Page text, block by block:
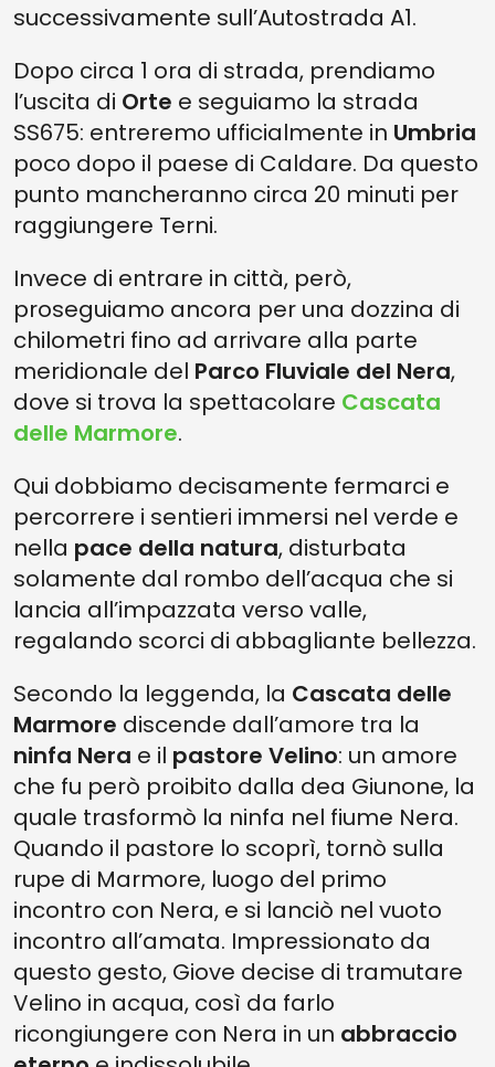
successivamente sull’Autostrada A1.
Dopo circa 1 ora di strada, prendiamo
l’uscita di Orte e seguiamo la strada
SS675: entreremo ufficialmente in Umbria
poco dopo il paese di Caldare. Da questo
punto mancheranno circa 20 minuti per
raggiungere Terni.
Invece di entrare in città, però,
proseguiamo ancora per una dozzina di
chilometri fino ad arrivare alla parte
meridionale del Parco Fluviale del Nera,
dove si trova la spettacolare Cascata
delle Marmore.
Qui dobbiamo decisamente fermarci e
percorrere i sentieri immersi nel verde e
nella pace della natura, disturbata
solamente dal rombo dell’acqua che si
lancia all’impazzata verso valle,
regalando scorci di abbagliante bellezza.
Secondo la leggenda, la Cascata delle
Marmore discende dall’amore tra la
ninfa Nera e il pastore Velino: un amore
che fu però proibito dalla dea Giunone, la
quale trasformò la ninfa nel fiume Nera.
Quando il pastore lo scoprì, tornò sulla
rupe di Marmore, luogo del primo
incontro con Nera, e si lanciò nel vuoto
incontro all’amata. Impressionato da
questo gesto, Giove decise di tramutare
Velino in acqua, così da farlo
ricongiungere con Nera in un abbraccio